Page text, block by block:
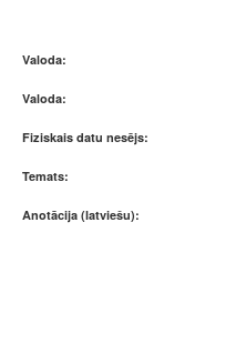
Valoda:
Valoda:
Fiziskais datu nesējs:
Temats:
Anotācija (latviešu):